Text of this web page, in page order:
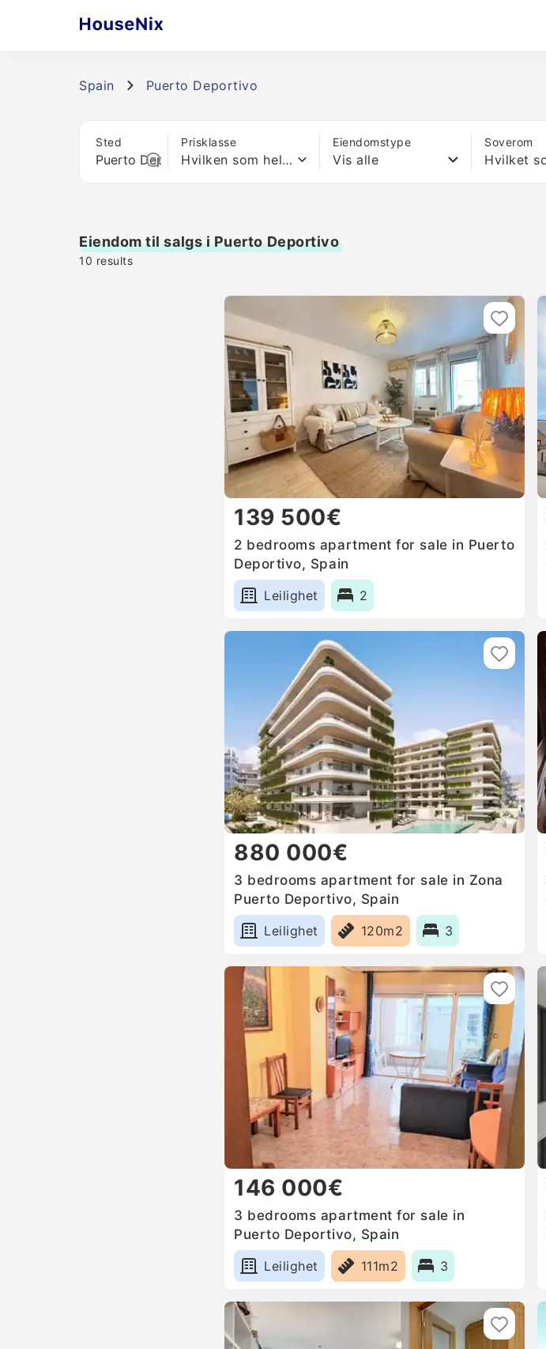
Spain Puerto Deportivo
Sted Prisklasse
Hvilken som helst pris
Eiendomstype
Vis alle
Soverom
Eiendom til salgs i Puerto Deportivo
10 results
139 500€
2 bedrooms apartment for sale in Puerto
Deportivo, Spain
Leilighet
2
880 000€
3 bedrooms apartment for sale in Zona
Puerto Deportivo, Spain
Leilighet
120m2 3
146 000€
3 bedrooms apartment for sale in
Puerto Deportivo, Spain
Leilighet
111m2 3